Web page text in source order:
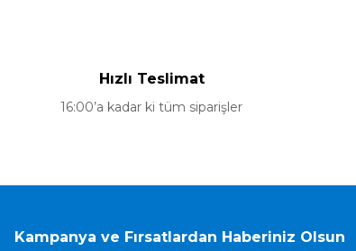
Ürün bilgilerinde hatalar bulunuyor.
Ürün fiyatı diğer sitelerden daha pahalı.
Hızlı Teslimat
16:00’a kadar ki tüm siparişler
Kampanya ve Fırsatlardan Haberiniz Olsun